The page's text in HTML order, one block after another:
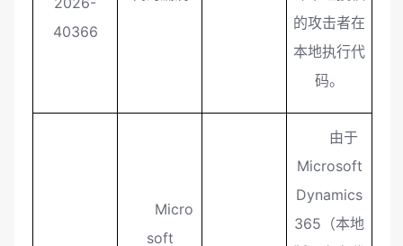
40366
的攻击者在
本地执行代
码。
Micro
soft
由于
Microsoft
Dynamics
365（本地